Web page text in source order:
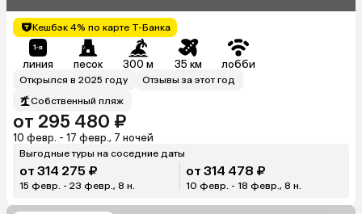
Кешбэк 4% по карте Т-Банка
линия песок 300 м 35 км лобби
Открылся в 2025 году
Отзывы за этот год
Собственный пляж
от 295 480 ₽
10 февр. - 17 февр., 7 ночей
Выгодные туры на соседние даты
от 314 275 ₽
15 февр. - 23 февр., 8 н.
от 314 478 ₽
10 февр. - 18 февр., 8 н.